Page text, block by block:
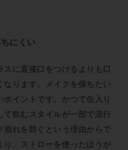
にくい
スに直接口をつけるよりも口
なります。メイクを保ちたい
ポイントです。かつて缶入り
て飲むスタイルが一部で流行
崩れを防ぐという理由からで
り、ストローを使ったほうが